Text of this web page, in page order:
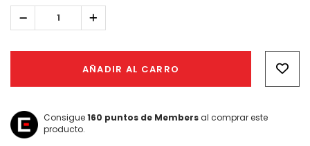
Reducir
la
cantidad:
Aumentar
la
cantidad:
AÑADIR AL CARRO
Consigue160 puntos de Membersal comprar este
producto.